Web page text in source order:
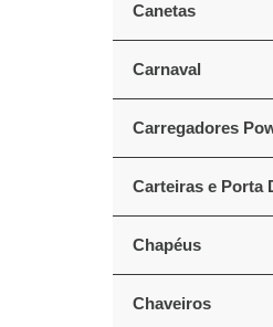
Canetas
Carnaval
Carregadores
Carteiras e Porta
Chapéus
Chaveiros